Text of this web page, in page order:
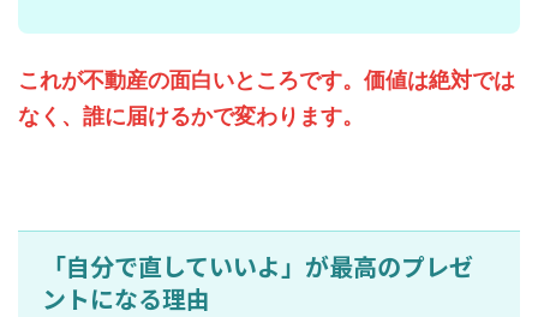
これが不動産の面白いところです。価値は絶対では
なく、誰に届けるかで変わります。
「自分で直していいよ」が最高のプレゼ
ントになる理由